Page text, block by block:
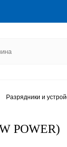
Разрядники и
POWER)